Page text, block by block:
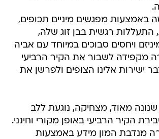
באמצעות מפגשים מיניים תכופים,
התעללות רגשית בבן זוג שלה,
ויחסים סבוכים במיוחד עם אביה
מקפידה לשבור את הקיר הרביעי
ישירות אלינו הצופים ולפרשן את
מאוד, מצחיקה, נוגעת ללב
הקיר הרביעי באופן מקורי וחינני.
מנדבת המון מידע באמצעות